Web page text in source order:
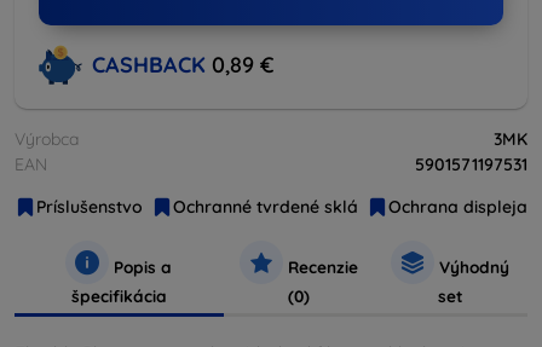
CASHBACK 0,89 €
Výrobca
3MK
EAN
5901571197531
Príslušenstvo
Ochranné tvrdené sklá Ochrana displeja
Popis a
špecifikácia
Recenzie
(0)
Výhodný
set